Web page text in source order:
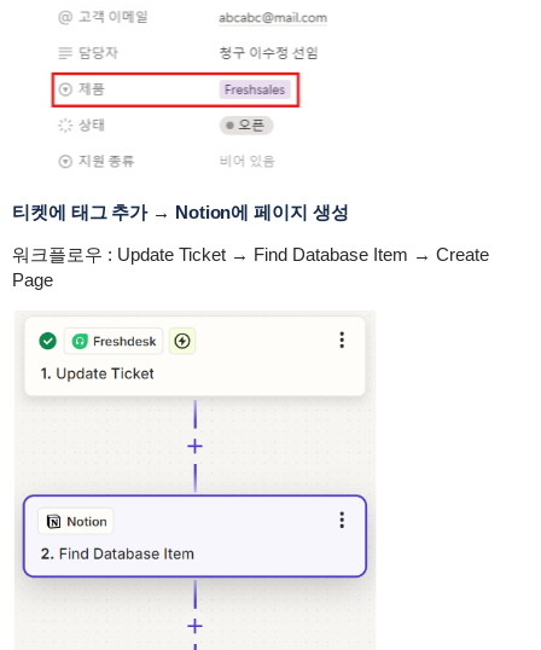
티켓에 태그 추가 → Notion에 페이지 생성
워크플로우 : Update Ticket → Find Database Item → Create
Page